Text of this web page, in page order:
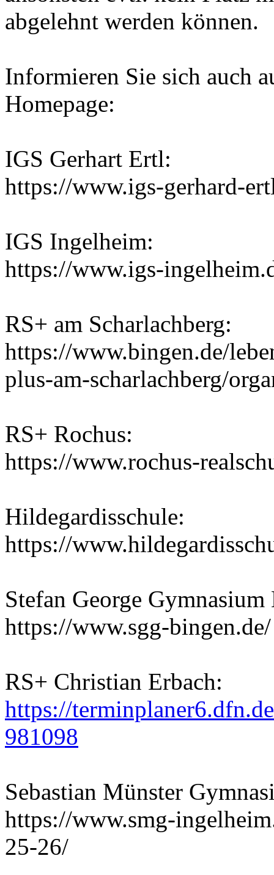
abgelehnt werden können.
Informieren Sie sich auch
Homepage:
IGS Gerhart Ertl:
https://www.igs-gerhard-
IGS Ingelheim:
https://www.igs-
RS+ am Scharlachberg:
https://www.bingen.de/
plus-am-scharlachberg/
RS+ Rochus:
https://www.rochus-
Hildegardisschule:
https://
Stefan George
https://www.sgg-bingen.de/
RS+ Christian Erbach:
https://
981098
Sebastian Münster
https://www.smg-
25-26/